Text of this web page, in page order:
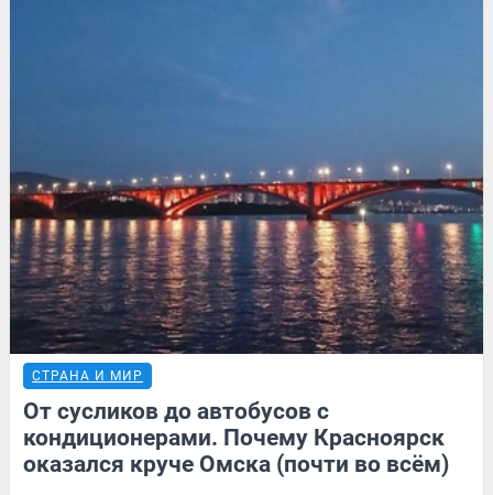
СТРАНА И МИР
От сусликов до автобусов с
кондиционерами. Почему Красноярск
оказался круче Омска (почти во всём)